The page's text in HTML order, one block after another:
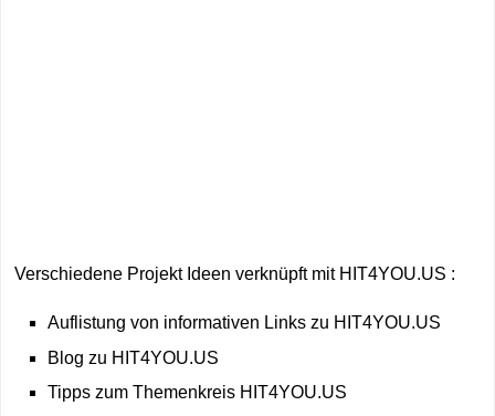
Verschiedene Projekt Ideen verknüpft mit HIT4YOU.US :
Auflistung von informativen Links zu HIT4YOU.US
Blog zu HIT4YOU.US
Tipps zum Themenkreis HIT4YOU.US